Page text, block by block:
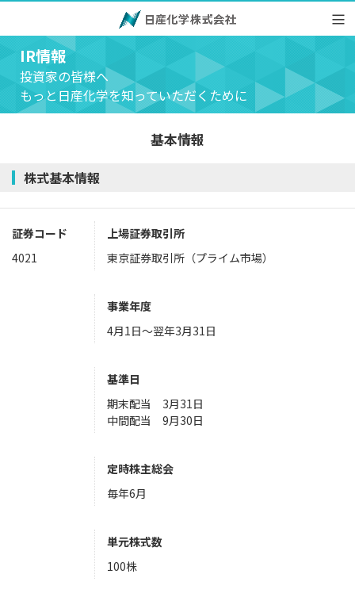
IR情報
投資家の皆様へ
もっと日産化学を知っていただくために
基本情報
株式基本情報
証券コード
4021
上場証券取引所
東京証券取引所（プライム市場）
事業年度
4月1日〜翌年3月31日
基準日
期末配当 3月31日
中間配当 9月30日
定時株主総会
毎年6月
単元株式数
100株